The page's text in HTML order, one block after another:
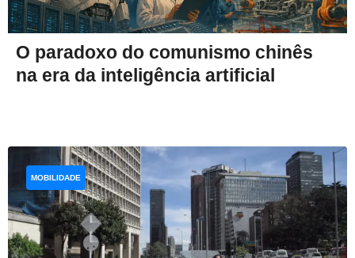
O paradoxo do comunismo chinês
na era da inteligência artificial
MOBILIDADE